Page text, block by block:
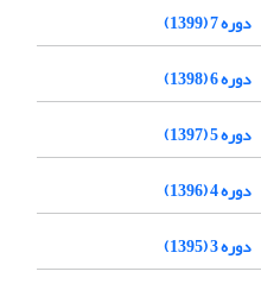
دوره 7 (1399)
دوره 6 (1398)
دوره 5 (1397)
دوره 4 (1396)
دوره 3 (1395)